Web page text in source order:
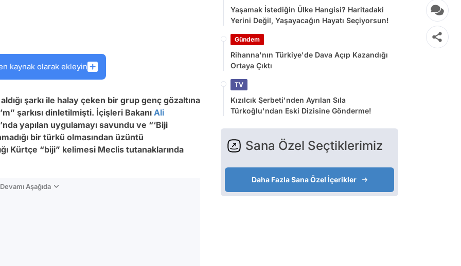
kaynak olarak ekleyin
aldığı şarkı ile halay çeken bir grup genç gözaltına
şarkısı dinletilmişti. İçişleri Bakanı Ali
yapılan uygulamayı savundu ve “‘Biji
bir türkü olmasından üzüntü
Kürtçe “biji” kelimesi Meclis tutanaklarında
Aşağıda
Yaşamak İstediğin Ülke Hangisi? Haritadaki
Yerini Değil, Yaşayacağın Hayatı Seçiyorsun!
Gündem
Rihanna'nın Türkiye'de Dava Açıp Kazandığı
Ortaya Çıktı
TV
Kızılcık Şerbeti'nden Ayrılan Sıla
Türkoğlu'ndan Eski Dizisine Gönderme!
Sana Özel Seçtiklerimiz
Daha Fazla Sana Özel İçerikler